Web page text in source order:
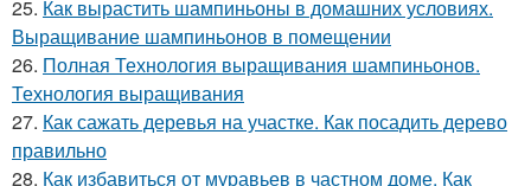
25. Как вырастить шампиньоны в домашних условиях.
Выращивание шампиньонов в помещении
26. Полная Технология выращивания шампиньонов.
Технология выращивания
27. Как сажать деревья на участке. Как посадить дерево
правильно
28. Как избавиться от муравьев в частном доме. Как